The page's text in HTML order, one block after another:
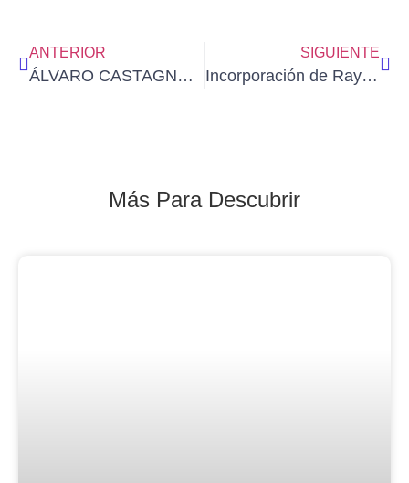
ANTERIOR
ÁLVARO CASTAGNET en Baco Bellas Artes (domingo 5 de marzo de 2023)
SIGUIENTE
Incorporación de Raymundo a la Galería de Socios de AEDA
Más Para Descubrir